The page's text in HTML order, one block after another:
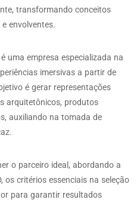
transformando conceitos
envolventes.
é uma empresa especializada na
imersivas a partir de
é gerar representações
arquitetônicos, produtos
auxiliando na tomada de
o parceiro ideal, abordando a
os critérios essenciais na seleção
para garantir resultados